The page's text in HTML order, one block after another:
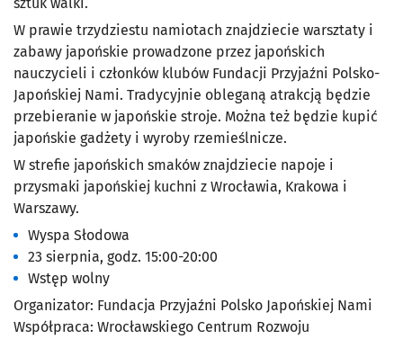
sztuk walki.
W prawie trzydziestu namiotach znajdziecie warsztaty i
zabawy japońskie prowadzone przez japońskich
nauczycieli i członków klubów Fundacji Przyjaźni Polsko-
Japońskiej Nami. Tradycyjnie obleganą atrakcją będzie
przebieranie w japońskie stroje. Można też będzie kupić
japońskie gadżety i wyroby rzemieślnicze.
W strefie japońskich smaków znajdziecie napoje i
przysmaki japońskiej kuchni z Wrocławia, Krakowa i
Warszawy.
Wyspa Słodowa
23 sierpnia, godz. 15:00-20:00
Wstęp wolny
Organizator: Fundacja Przyjaźni Polsko Japońskiej Nami
Współpraca: Wrocławskiego Centrum Rozwoju